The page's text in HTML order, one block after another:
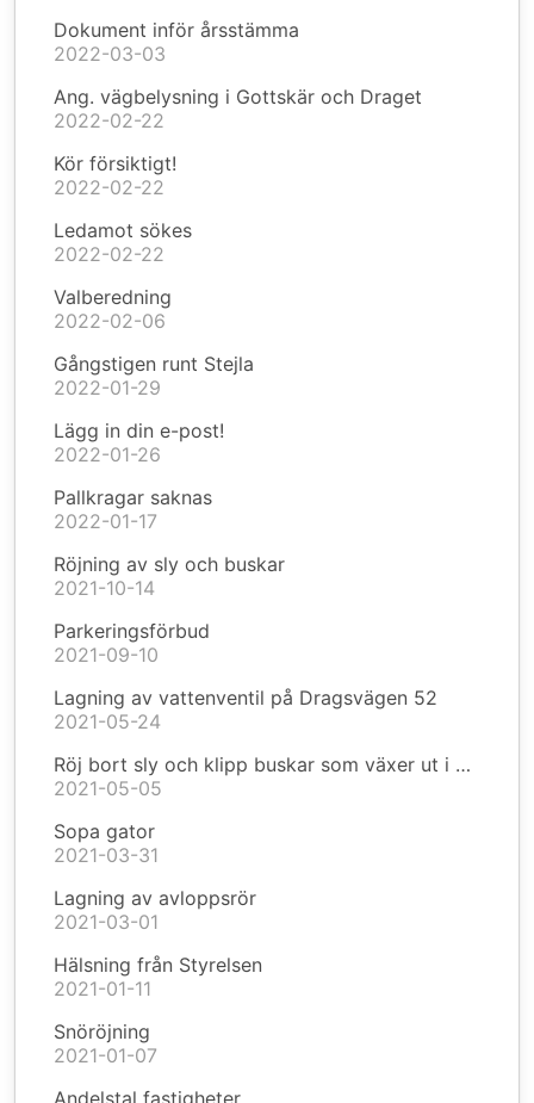
Dokument inför årsstämma
2022-03-03
Ang. vägbelysning i Gottskär och Draget
2022-02-22
Kör försiktigt!
2022-02-22
Ledamot sökes
2022-02-22
Valberedning
2022-02-06
Gångstigen runt Stejla
2022-01-29
Lägg in din e-post!
2022-01-26
Pallkragar saknas
2022-01-17
Röjning av sly och buskar
2021-10-14
Parkeringsförbud
2021-09-10
Lagning av vattenventil på Dragsvägen 52
2021-05-24
Röj bort sly och klipp buskar som växer ut i vägkanten
2021-05-05
Sopa gator
2021-03-31
Lagning av avloppsrör
2021-03-01
Hälsning från Styrelsen
2021-01-11
Snöröjning
2021-01-07
Andelstal fastigheter